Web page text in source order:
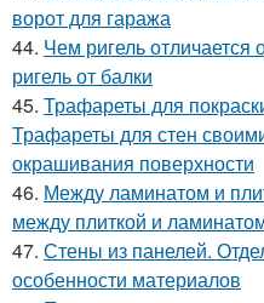
ворот для гаража
44. Чем ригель отличается
ригель от балки
45. Трафареты для
Трафареты для стен
окрашивания поверхности
46. Между ламинатом и
между плиткой и
47. Стены из панелей.
особенности материалов